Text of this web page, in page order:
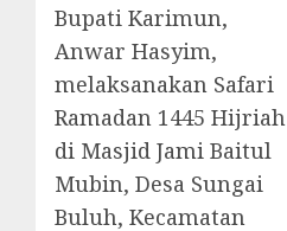
Bupati Karimun,
Anwar Hasyim,
melaksanakan Safari
Ramadan 1445 Hijriah
di Masjid Jami Baitul
Mubin, Desa Sungai
Buluh, Kecamatan